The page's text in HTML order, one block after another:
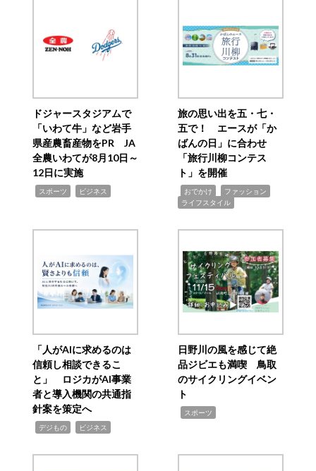
ドジャースタジアムで
「いわて牛」など岩手
県産農畜産物をPR JA
全農いわてが8月10日～
12日に実施
スポーツ ビジネス
旅の思い出を五・七・
五で！ エースが「か
ばんの日」に合わせ
「旅行川柳コンテス
ト」を開催
おでかけ ファッション
ライフスタイル
「人がAIに求めるのは
信頼し相談できるこ
と」 ロジカがAI事業
者と導入機関の共通指
針案を策定へ
デジもの ビジネス
日野川の風を感じて絶
品ジビエも満喫 鳥取
のサイクリングイベン
ト
スポーツ